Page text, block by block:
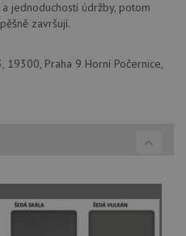
jednoduchostí údržby, potom
završují.
19300, Praha 9 Horní Počernice,
Nezařazené
soubory
Výkonové soubory
Funkční soubory